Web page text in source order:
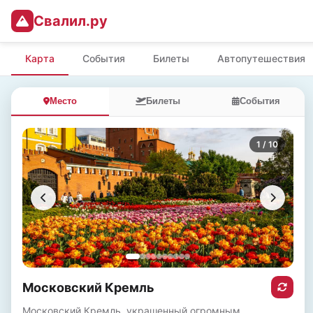
Свалил.ру
Карта События Билеты Автопутешествия
Место Билеты События
1 / 10
Московский Кремль
Московский Кремль, украшенный огромным